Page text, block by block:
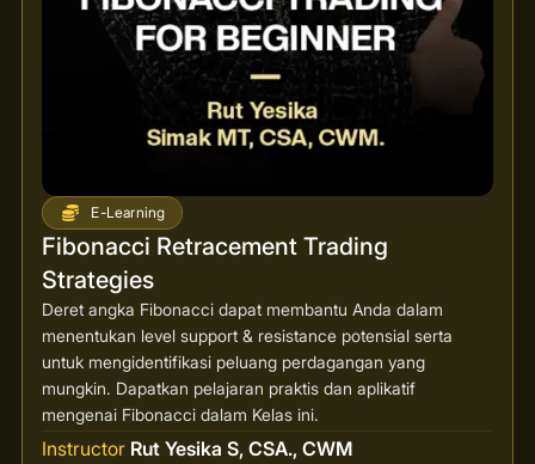
E-Learning
Fibonacci Retracement Trading
Strategies
Deret angka Fibonacci dapat membantu Anda dalam
menentukan level support & resistance potensial serta
untuk mengidentifikasi peluang perdagangan yang
mungkin. Dapatkan pelajaran praktis dan aplikatif
mengenai Fibonacci dalam Kelas ini.
Instructor Rut Yesika S, CSA., CWM